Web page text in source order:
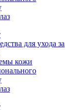
для ухода за
кожи